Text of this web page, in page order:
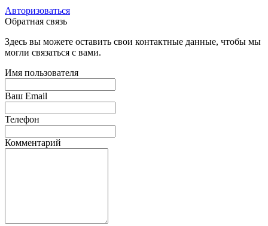
Авторизоваться
Обратная связь
Здесь вы можете оставить свои контактные данные, чтобы мы
могли связаться с вами.
Имя пользователя
Ваш Email
Телефон
Комментарий